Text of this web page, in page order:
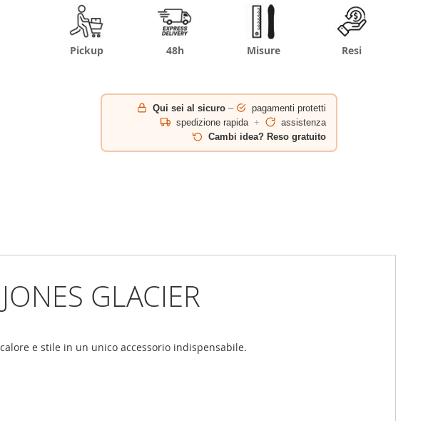
Pickup 48h Misure Resi
Qui sei al sicuro –
pagamenti protetti
spedizione rapida +
assistenza
Cambi idea? Reso gratuito
GLACIER
e stile in un unico accessorio indispensabile.